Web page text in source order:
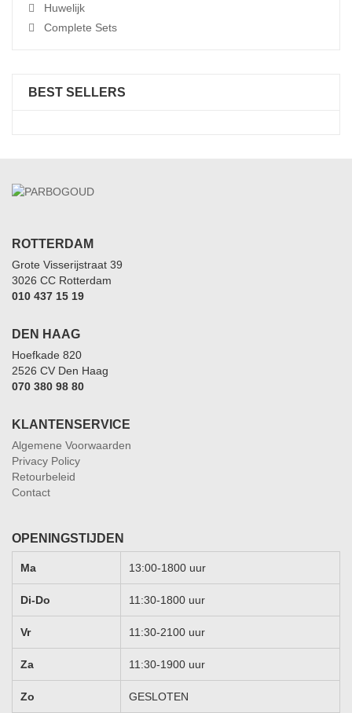
Huwelijk
Complete Sets
BEST SELLERS
ROTTERDAM
Grote Visserijstraat 39
3026 CC Rotterdam
010 437 15 19
DEN HAAG
Hoefkade 820
2526 CV Den Haag
070 380 98 80
KLANTENSERVICE
Algemene Voorwaarden
Privacy Policy
Retourbeleid
Contact
OPENINGSTIJDEN
Ma 13:00-1800 uur
Di-Do 11:30-1800 uur
Vr 11:30-2100 uur
Za 11:30-1900 uur
Zo GESLOTEN